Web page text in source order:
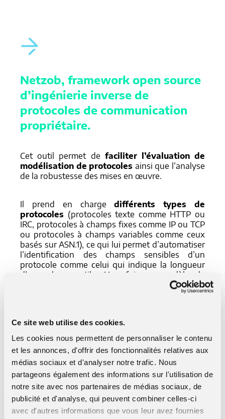
Ce site web utilise des cookies.
Les cookies nous permettent de personnaliser le contenu
et les annonces, d'offrir des fonctionnalités relatives aux
médias sociaux et d'analyser notre trafic. Nous
partageons également des informations sur l'utilisation de
notre site avec nos partenaires de médias sociaux, de
publicité et d'analyse, qui peuvent combiner celles-ci
avec d'autres informations que vous leur avez fournies
Netzob, framework open source
d’ingénierie inverse de
protocoles de communication
propriétaire.
Cet outil permet de faciliter l’évaluation de
modélisation de protocoles ainsi que l’analyse
de la robustesse des mises en œuvre.
Il prend en chargedifférents types de
protocoles (protocoles texte comme HTTP ou
IRC, protocoles à champs fixes comme IP ou TCP
ou protocoles à champs variables comme ceux
basés sur ASN.1), ce qui lui permet d’automatiser
l’identification des champs sensibles d’un
protocole comme celui qui indique la longueur
d’une charge utile. Une fois un modèle de
protocole appris, le framework est capable de
générer du trafic en respectant ce modèle, ce qui
A terme, il pourrait égalementintégrer une
capacité de fuzzing de protocoles.